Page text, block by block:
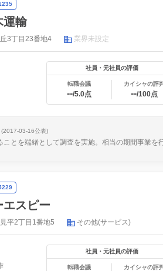
運輸
3丁目23番地4 業界未設定
社員・元社員の評価
転職会議
--/5.0点
カイシャの評判
--/100点
(2017-03-16公表)
ことを端緒として調査を実施。相当の期間事業を
エスピー
平2丁目1番地5 その他(サービス)
社員・元社員の評価
転職会議 カイシャの評判